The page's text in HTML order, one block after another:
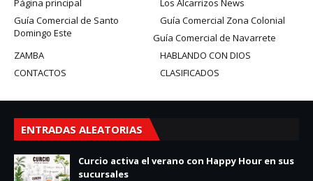
Página principal
Los Alcarrizos News
Guía Comercial de Santo
Domingo Este
Guía Comercial Zona Colonial
Guía Comercial de Navarrete
HABLANDO CON DIOS
ZAMBA
CLASIFICADOS
CONTACTOS
ENTRADAS ALEATORIAS
Curcio activa el verano con Happy Hour en sus
sucursales